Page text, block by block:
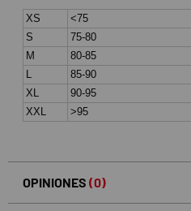
XS
<75
S
75-80
M
80-85
L
85-90
XL
90-95
XXL
>95
OPINIONES (0)